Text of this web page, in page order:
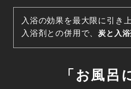
入浴の効果を最大限に引き
入浴剤との併用で、炭と入
「お風呂